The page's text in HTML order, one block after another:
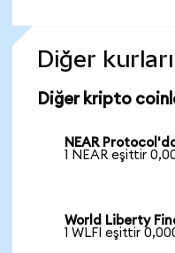
Diğer
Diğer kripto
NEAR
1 NEAR eşittir
World Liberty
1 WLFI eşittir